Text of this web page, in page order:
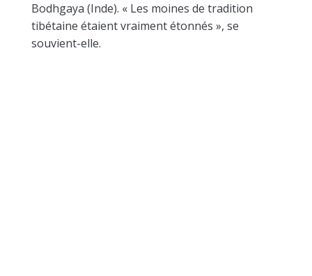
Bodhgaya (Inde). « Les moines de tradition
tibétaine étaient vraiment étonnés », se
souvient-elle.